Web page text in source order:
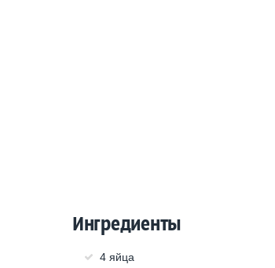
Ингредиенты
4 яйца